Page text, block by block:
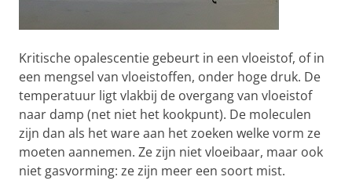
Kritische opalescentie gebeurt in een vloeistof, of in
een mengsel van vloeistoffen, onder hoge druk. De
temperatuur ligt vlakbij de overgang van vloeistof
naar damp (net niet het kookpunt). De moleculen
zijn dan als het ware aan het zoeken welke vorm ze
moeten aannemen. Ze zijn niet vloeibaar, maar ook
niet gasvorming: ze zijn meer een soort mist.